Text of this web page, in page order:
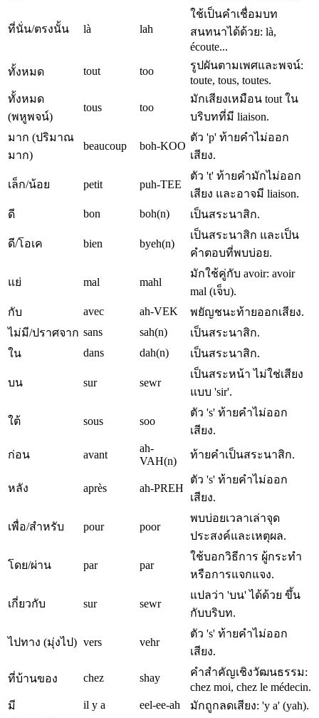
ที่นั่น/ตรงนั้น là lah
ใช้เป็นคำเชื่อมบท
สนทนาได้ด้วย: là,
écoute...
ทั้งหมด tout too
รูปผันตามเพศและพจน์:
toute, tous, toutes.
ทั้งหมด
(พหูพจน์)
tous too
มักเสียงเหมือน tout ใน
บริบทที่มี liaison.
มาก (ปริมาณ
มาก)
beaucoup boh-KOO
ตัว 'p' ท้ายคำไม่ออก
เสียง.
เล็ก/น้อย petit puh-TEE
ตัว 't' ท้ายคำมักไม่ออก
เสียง และอาจมี liaison.
ดี
bon boh(n) เป็นสระนาสิก.
ดี/โอเค bien byeh(n)
เป็นสระนาสิก และเป็น
คำตอบที่พบบ่อย.
แย่ mal mahl
มักใช้คู่กับ avoir: avoir
mal (เจ็บ).
กับ
avec ah-VEK
พยัญชนะท้ายออกเสียง.
ไม่มี/ปราศจาก sans sah(n)
เป็นสระนาสิก.
ใน
dans dah(n) เป็นสระนาสิก.
บน sur sewr
เป็นสระหน้า ไม่ใช่เสียง
แบบ 'sir'.
ใต้ sous soo
ตัว 's' ท้ายคำไม่ออก
เสียง.
ก่อน
avant
ah-
VAH(n)
ท้ายคำเป็นสระนาสิก.
หลัง après ah-PREH
ตัว 's' ท้ายคำไม่ออก
เสียง.
เพื่อ/สำหรับ pour poor
พบบ่อยเวลาเล่าจุด
ประสงค์และเหตุผล.
โดย/ผ่าน par par
ใช้บอกวิธีการ ผู้กระทำ
หรือการแจกแจง.
เกี่ยวกับ sur sewr
แปลว่า 'บน' ได้ด้วย ขึ้น
กับบริบท.
ไปทาง (มุ่งไป) vers vehr
ตัว 's' ท้ายคำไม่ออก
เสียง.
ที่บ้านของ chez shay
คำสำคัญเชิงวัฒนธรรม:
chez moi, chez le médecin.
มี
il y a eel-ee-ah
มักถูกลดเสียง: 'y a' (yah).